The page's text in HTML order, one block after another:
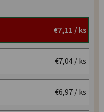
€7,11 / ks
€7,04/ ks
€6,97/ ks